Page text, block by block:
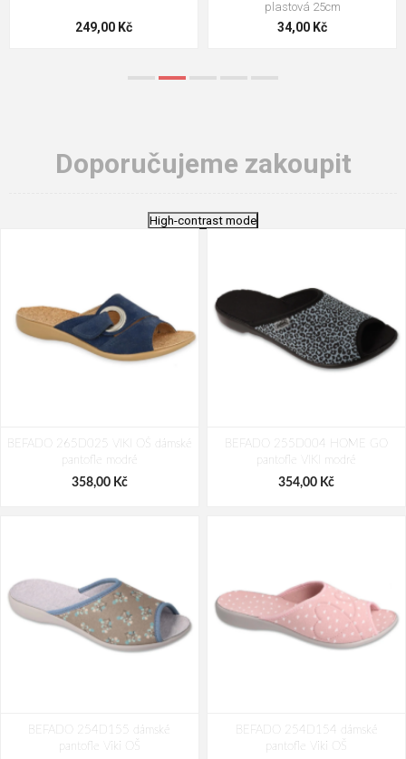
249,00 Kč
plastová 25cm
34,00 Kč
Doporučujeme zakoupit
High-contrast mode
BEFADO 265D025 VIKI OŠ dámské
pantofle modré
358,00 Kč
BEFADO 255D004 HOME GO
pantofle VIKI modré
354,00 Kč
BEFADO 254D155 dámské
pantofle Viki OŠ
BEFADO 254D154 dámské
pantofle Viki OŠ